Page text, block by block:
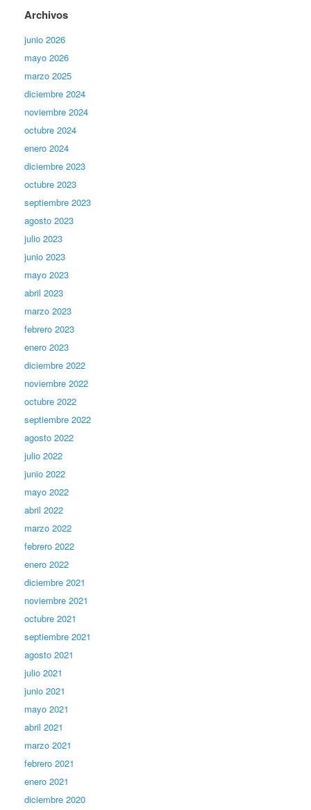
Archivos
junio 2026
mayo 2026
marzo 2025
diciembre 2024
noviembre 2024
octubre 2024
enero 2024
diciembre 2023
octubre 2023
septiembre 2023
agosto 2023
julio 2023
junio 2023
mayo 2023
abril 2023
marzo 2023
febrero 2023
enero 2023
diciembre 2022
noviembre 2022
octubre 2022
septiembre 2022
agosto 2022
julio 2022
junio 2022
mayo 2022
abril 2022
marzo 2022
febrero 2022
enero 2022
diciembre 2021
noviembre 2021
octubre 2021
septiembre 2021
agosto 2021
julio 2021
junio 2021
mayo 2021
abril 2021
marzo 2021
febrero 2021
enero 2021
diciembre 2020